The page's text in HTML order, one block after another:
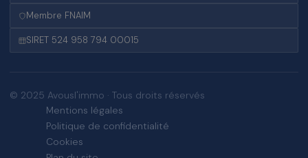
Membre FNAIM
SIRET 524 958 794 00015
© 2025 Avousl'immo · Tous droits réservés
Mentions légales
Politique de confidentialité
Cookies